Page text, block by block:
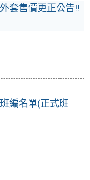
套售價更正公告!!
編名單(正式班